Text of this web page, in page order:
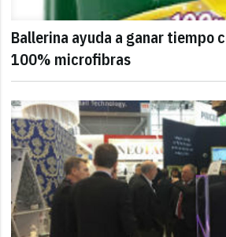
Ballerina ayuda a ganar tiempo
100% microfibras